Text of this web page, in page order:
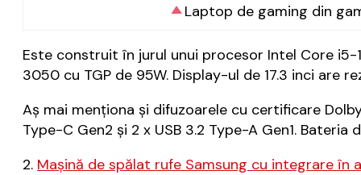
Laptop de gaming din
Este construit în jurul unui procesor Intel Core i5-
3050 cu TGP de 95W. Display-ul de 17.3 inci are
Aș mai menționa și difuzoarele cu certificare
Type-C Gen2 și 2 x USB 3.2 Type-A Gen1.
2. Mașină de spălat rufe Samsung cu integrare în